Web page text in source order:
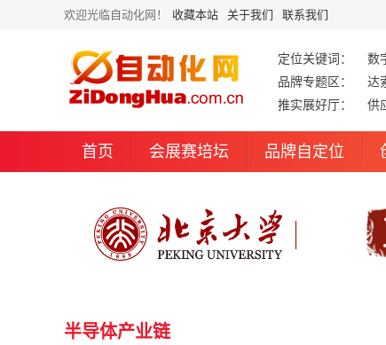
欢迎光临自动化网！ 收藏本站 关于我们 联系我们
定位关键词： 数
品牌专题区：
达
推实展好厅：
供
首页 会展赛培坛 品牌自定位
半导体产业链